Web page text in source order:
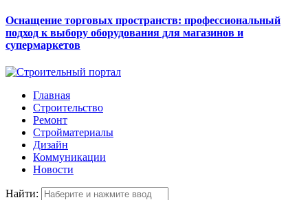
Оснащение торговых пространств: профессиональный
подход к выбору оборудования для магазинов и
супермаркетов
Главная
Строительство
Ремонт
Стройматериалы
Дизайн
Коммуникации
Новости
Найти: